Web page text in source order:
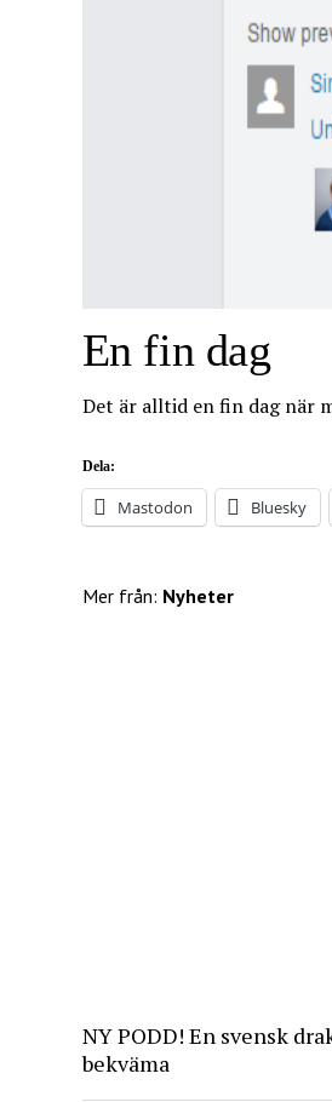
En fin dag
Det är alltid en fin dag när
Dela:
Mastodon Bluesky
Mer från: Nyheter
NY PODD! En svensk
bekväma